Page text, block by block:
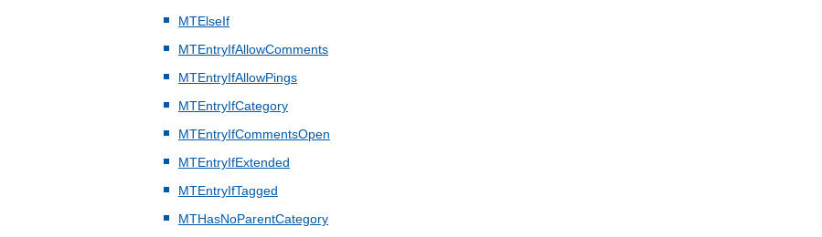
MTElseIf
MTEntryIfAllowComments
MTEntryIfAllowPings
MTEntryIfCategory
MTEntryIfCommentsOpen
MTEntryIfExtended
MTEntryIfTagged
MTHasNoParentCategory